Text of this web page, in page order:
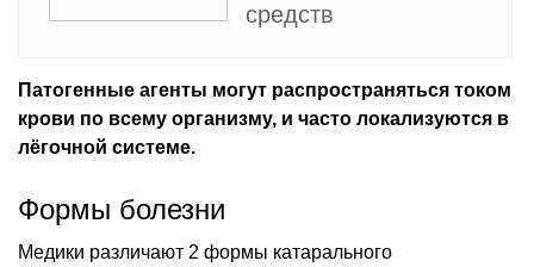
средств
Патогенные агенты могут распространяться током
крови по всему организму, и часто локализуются в
лёгочной системе.
Формы болезни
Медики различают 2 формы катарального